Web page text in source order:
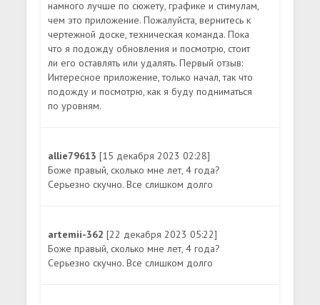
намного лучше по сюжету, графике и стимулам,
чем это приложение. Пожалуйста, вернитесь к
чертежной доске, техническая команда. Пока
что я подожду обновления и посмотрю, стоит
ли его оставлять или удалять. Первый отзыв:
Интересное приложение, только начал, так что
подожду и посмотрю, как я буду подниматься
по уровням.
allie79613[15 декабря 2023 02:28]
Боже правый, сколько мне лет, 4 года?
Серьезно скучно. Все слишком долго
artemii-362[22 декабря 2023 05:22]
Боже правый, сколько мне лет, 4 года?
Серьезно скучно. Все слишком долго